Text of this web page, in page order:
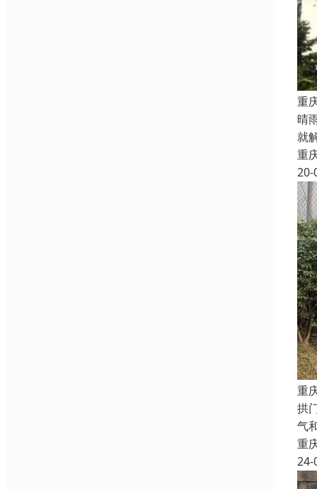
重
晴
就
重
20-
重
拱
气
重
24-